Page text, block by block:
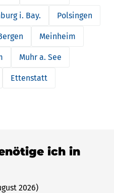
i. Bay. Polsingen
Meinheim
Muhr a. See
Ettenstatt
ich in
2026)